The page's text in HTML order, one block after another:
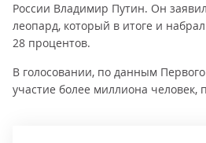
России Владимир Путин. Он
леопард, который в итоге и
28 процентов.
В голосовании, по данным
участие более миллиона